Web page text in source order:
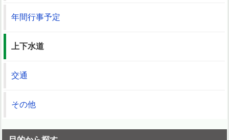
年間行事予定
上下水道
交通
その他